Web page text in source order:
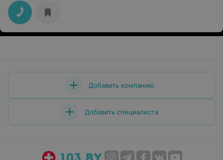
Добавить компанию
Добавить специалиста